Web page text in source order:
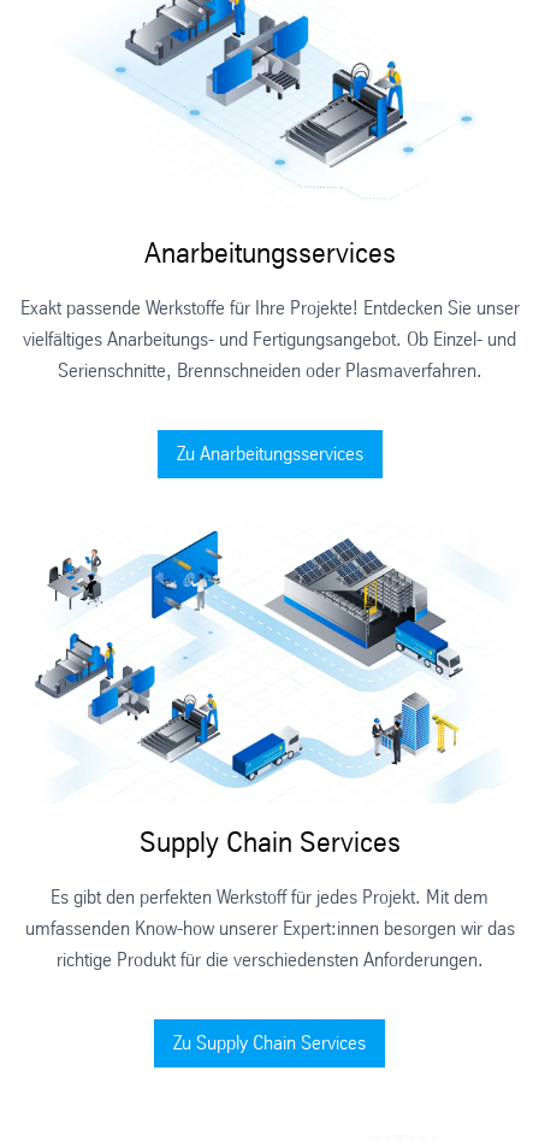
Anarbeitungsservices
Exakt passende Werkstoffe für Ihre Projekte! Entdecken Sie unser
vielfältiges Anarbeitungs- und Fertigungsangebot. Ob Einzel- und
Serienschnitte, Brennschneiden oder Plasmaverfahren.
Zu Anarbeitungsservices
Supply Chain Services
Es gibt den perfekten Werkstoff für jedes Projekt. Mit dem
umfassenden Know-how unserer Expert:innen besorgen wir das
richtige Produkt für die verschiedensten Anforderungen.
Zu Supply Chain Services